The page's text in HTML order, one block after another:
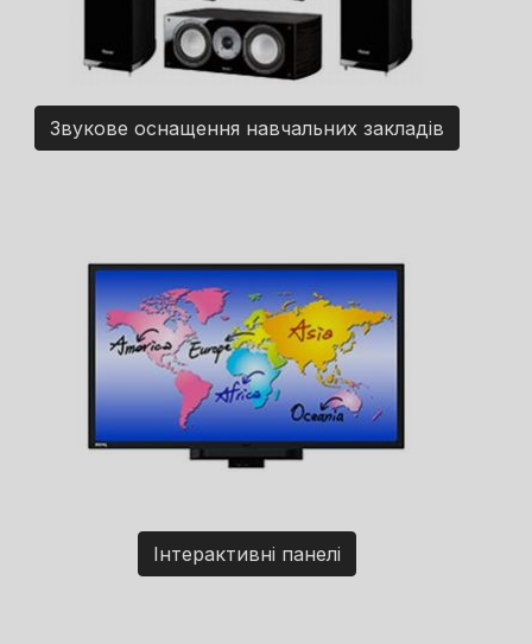
Звукове оснащення навчальних закладів
Інтерактивні панелі